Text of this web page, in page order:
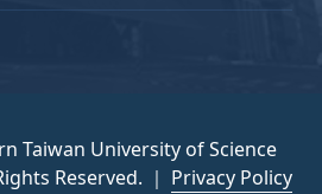
Taiwan University of Science
Reserved. ｜ Privacy Policy